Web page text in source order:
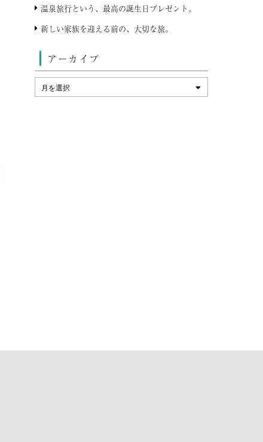
温泉旅行という、最高の誕生日プレゼント。
新しい家族を迎える前の、大切な旅。
アーカイブ